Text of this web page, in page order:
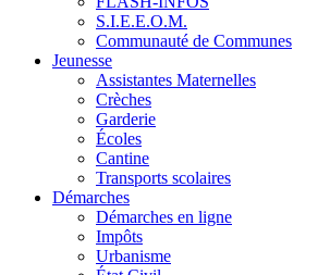
S.I.E.E.O.M.
Communauté de Communes
Jeunesse
Assistantes Maternelles
Crèches
Garderie
Écoles
Cantine
Transports scolaires
Démarches
Démarches en ligne
Impôts
Urbanisme